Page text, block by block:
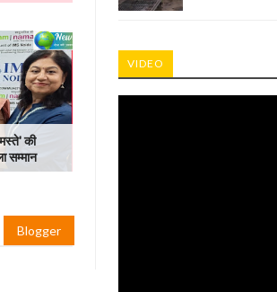
की
सम्मान
Blogger
VIDEO